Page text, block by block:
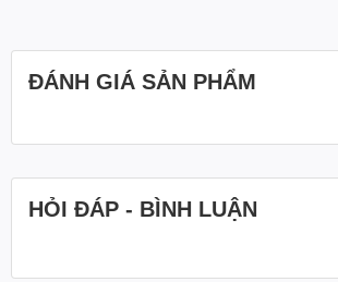
ĐÁNH GIÁ SẢN PHẨM
HỎI ĐÁP - BÌNH LUẬN